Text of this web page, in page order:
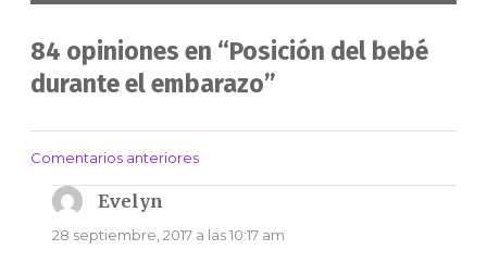
84 opiniones en “Posición del bebé
durante el embarazo”
Navegación
de
comentarios
Comentarios anteriores
Evelyn
28 septiembre, 2017 a las 10:17 am